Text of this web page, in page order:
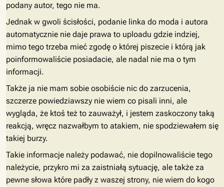
podany autor, tego nie ma.
Jednak w gwoli ścisłości, podanie linka do moda i autora
automatycznie nie daje prawa to uploadu gdzie indziej,
mimo tego trzeba mieć zgodę o której piszecie i którą jak
poinformowaliście posiadacie, ale nadal nie ma o tym
informacji.
Także ja nie mam sobie osobiście nic do zarzucenia,
szczerze powiedziawszy nie wiem co pisali inni, ale
wygląda, że ktoś też to zauważył, i jestem zaskoczony taką
reakcją, wręcz nazwałbym to atakiem, nie spodziewałem się
takiej burzy.
Takie informacje należy podawać, nie dopilnowaliście tego
należycie, przykro mi za zaistniałą sytuację, ale także za
pewne słowa które padły z waszej strony, nie wiem do kogo